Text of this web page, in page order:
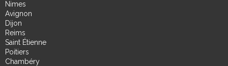
Nimes
Avignon
Dijon
Reims
Saint Étienne
Poitiers
Chambéry